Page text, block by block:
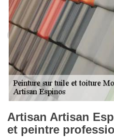
Artisan Artisan
et peintre